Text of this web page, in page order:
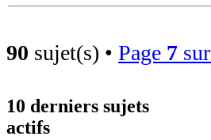
90 sujet(s) • Page 7 sur
10 derniers sujets
actifs